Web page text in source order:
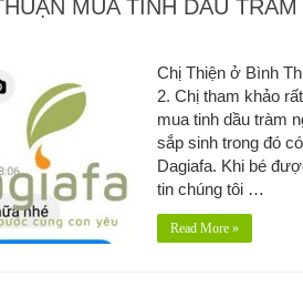
MUA TINH DẦU TRÀM
Chị Thiện ở Bình
2. Chị tham khảo
mua tinh dầu tràm
sắp sinh trong đó
Dagiafa. Khi bé
tin chúng tôi …
Read More »